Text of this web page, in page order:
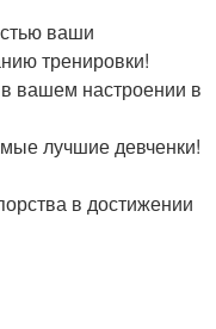
ваши
тренировки!
вашем настроении в
лучшие девченки!
в достижении